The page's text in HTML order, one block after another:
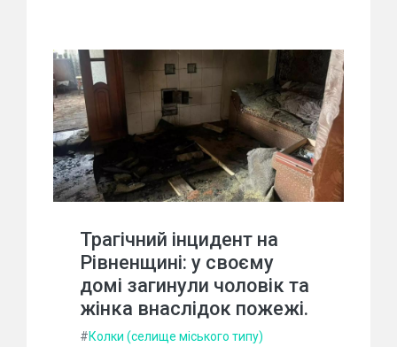
Трагічний інцидент на
Рівненщині: у своєму
домі загинули чоловік та
жінка внаслідок пожежі.
#Колки (селище міського типу)